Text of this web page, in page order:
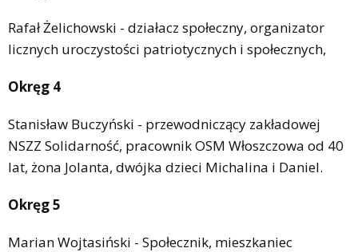
Rafał Żelichowski - działacz społeczny, organizator
licznych uroczystości patriotycznych i społecznych,
Okręg 4
Stanisław Buczyński - przewodniczący zakładowej
NSZZ Solidarność, pracownik OSM Włoszczowa od 40
lat, żona Jolanta, dwójka dzieci Michalina i Daniel.
Okręg 5
Marian Wojtasiński - Społecznik, mieszkaniec